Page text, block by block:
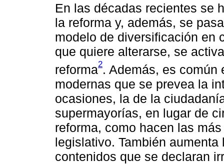
En las décadas recientes se
la reforma y, además, se
modelo de diversificación en
que quiere alterarse, se
reforma2. Además, es común
modernas que se prevea la
ocasiones, la de la
supermayorías, en lugar de
reforma, como hacen las
legislativo. También aumenta
contenidos que se declaran